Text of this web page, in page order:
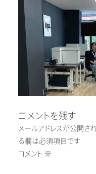
コメントを残す
メールアドレスが公開さ
る欄は必須項目です
コメント ※